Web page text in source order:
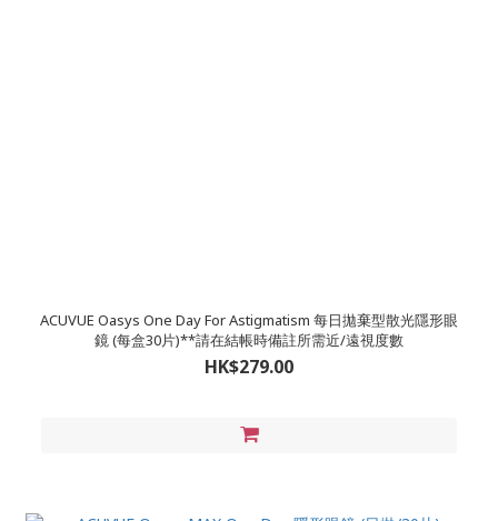
ACUVUE Oasys One Day For Astigmatism 每日拋棄型散光隱形眼
鏡 (每盒30片)**請在結帳時備註所需近/遠視度數
HK$279.00